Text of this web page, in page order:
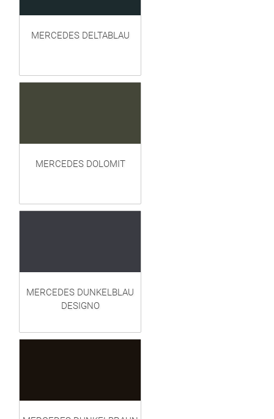
MERCEDES DELTABLAU
MERCEDES DOLOMIT
MERCEDES DUNKELBLAU
DESIGNO